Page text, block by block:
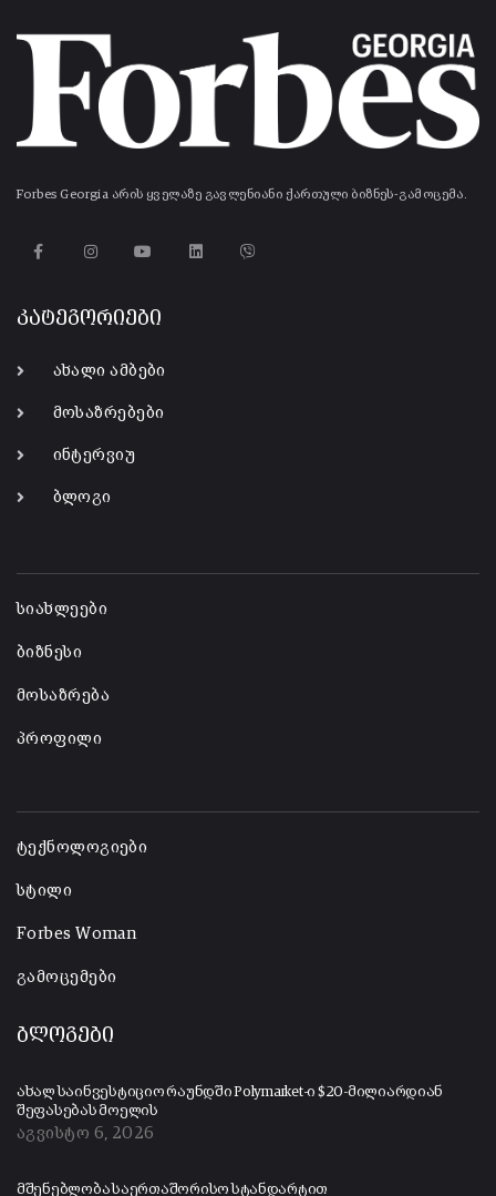
Forbes Georgia არის ყველაზე გავლენიანი ქართული ბიზნეს-გამოცემა.
კატეგორიები
ახალი ამბები
მოსაზრებები
ინტერვიუ
ბლოგი
სიახლეები
ბიზნესი
მოსაზრება
პროფილი
ტექნოლოგიები
სტილი
Forbes Woman
გამოცემები
ბლოგები
ახალ საინვესტიციო რაუნდში Polymarket-ი $20-მილიარდიან
შეფასებას მოელის
აგვისტო 6, 2026
მშენებლობა საერთაშორისო სტანდარტით